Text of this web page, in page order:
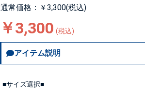
通常価格：￥3,300(税込)
￥3,300 (税込)
アイテム説明
■サイズ選択■